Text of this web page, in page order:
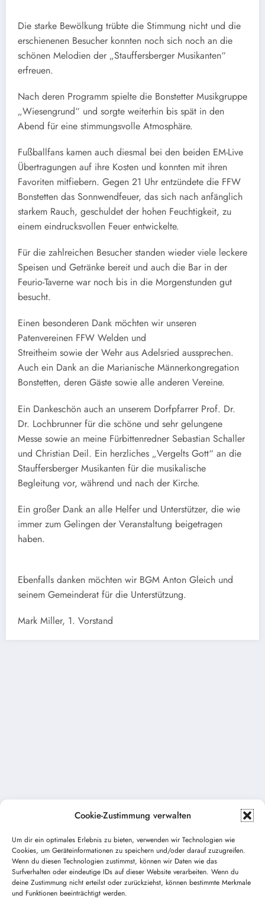
Cookie-Zustimmung verwalten
Um dir ein optimales Erlebnis zu bieten, verwenden wir Technologien wie
Cookies, um Geräteinformationen zu speichern und/oder darauf zuzugreifen.
Wenn du diesen Technologien zustimmst, können wir Daten wie das
Surfverhalten oder eindeutige IDs auf dieser Website verarbeiten. Wenn du
deine Zustimmung nicht erteilst oder zurückziehst, können bestimmte Merkmale
und Funktionen beeinträchtigt werden.
Die starke Bewölkung trübte die Stimmung nicht und die
erschienenen Besucher konnten noch sich noch an die
schönen Melodien der „Stauffersberger Musikanten“
erfreuen.
Nach deren Programm spielte die Bonstetter Musikgruppe
„Wiesengrund“ und sorgte weiterhin bis spät in den
Abend für eine stimmungsvolle Atmosphäre.
Fußballfans kamen auch diesmal bei den beiden EM-Live
Übertragungen auf ihre Kosten und konnten mit ihren
Favoriten mitfiebern. Gegen 21 Uhr entzündete die FFW
Bonstetten das Sonnwendfeuer, das sich nach anfänglich
starkem Rauch, geschuldet der hohen Feuchtigkeit, zu
einem eindrucksvollen Feuer entwickelte.
Für die zahlreichen Besucher standen wieder viele leckere
Speisen und Getränke bereit und auch die Bar in der
Feurio-Taverne war noch bis in die Morgenstunden gut
besucht.
Einen besonderen Dank möchten wir unseren
Patenvereinen FFW Welden und
Streitheim sowie der Wehr aus Adelsried aussprechen.
Auch ein Dank an die Marianische Männerkongregation
Bonstetten, deren Gäste sowie alle anderen Vereine.
Ein Dankeschön auch an unserem Dorfpfarrer Prof. Dr.
Dr. Lochbrunner für die schöne und sehr gelungene
Messe sowie an meine Fürbittenredner Sebastian Schaller
und Christian Deil. Ein herzliches „Vergelts Gott“ an die
Stauffersberger Musikanten für die musikalische
Begleitung vor, während und nach der Kirche.
Ein großer Dank an alle Helfer und Unterstützer, die wie
immer zum Gelingen der Veranstaltung beigetragen
haben.
Ebenfalls danken möchten wir BGM Anton Gleich und
seinem Gemeinderat für die Unterstützung.
Mark Miller, 1. Vorstand
Vorheriger Beitrag
Bilder Einsatz Brand in Welden am 6.07.2016